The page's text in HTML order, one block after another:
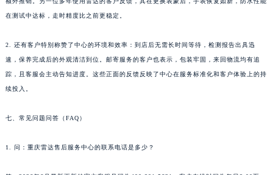
在测试中达标，走时精度比之前更稳定。
2. 还有客户特别称赞了中心的环境和效率：到店后无需长时间等待，检测报告出具迅
速，保养完成后的外观清洁到位。邮寄服务的客户也表示，包装牢固，来回物流均有追
踪，且客服会主动告知进度。这些正面的反馈反映了中心在服务标准化和客户体验上的持
续投入。
七、常见问题问答（FAQ）
1. 问：重庆雷达售后服务中心的联系电话是多少？